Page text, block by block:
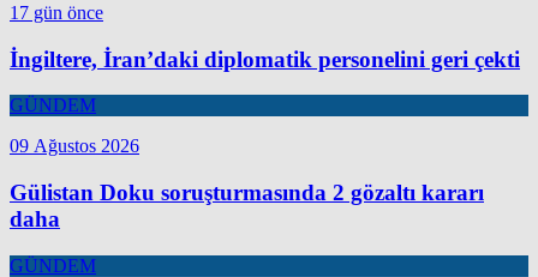
17 gün önce
İngiltere, İran’daki diplomatik personelini geri çekti
GÜNDEM
09 Ağustos 2026
Gülistan Doku soruşturmasında 2 gözaltı kararı
daha
GÜNDEM